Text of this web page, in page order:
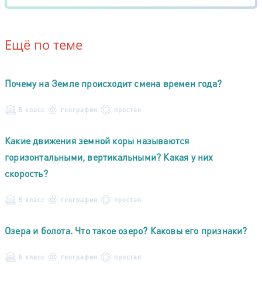
Ещё по теме
Почему на Земле происходит смена времен года?
5 класс география простая
Какие движения земной коры называются
горизонтальными, вертикальными? Какая у них
скорость?
5 класс география простая
Озера и болота. Что такое озеро? Каковы его признаки?
5 класс география простая